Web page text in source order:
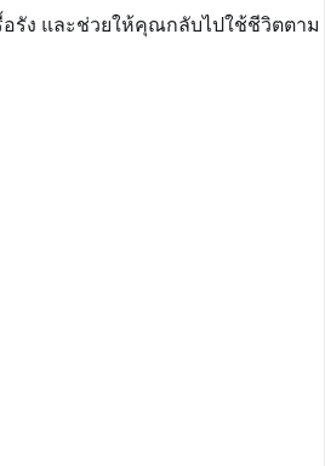
อรัง และช่วยให้คุณกลับไปใช้ชีวิตตาม